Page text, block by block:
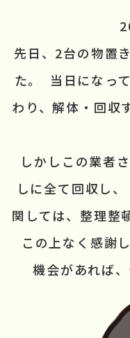
先日、2台の物置
た。
当日になっ
わり、解体・回収
しかしこの業者
しに全て回収し、
関しては、整理整
この上なく感謝
機会があれば、